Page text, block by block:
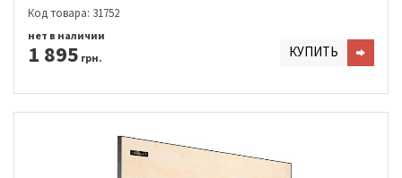
Код товара: 31752
1 895 грн.
нет в наличии
КУПИТЬ